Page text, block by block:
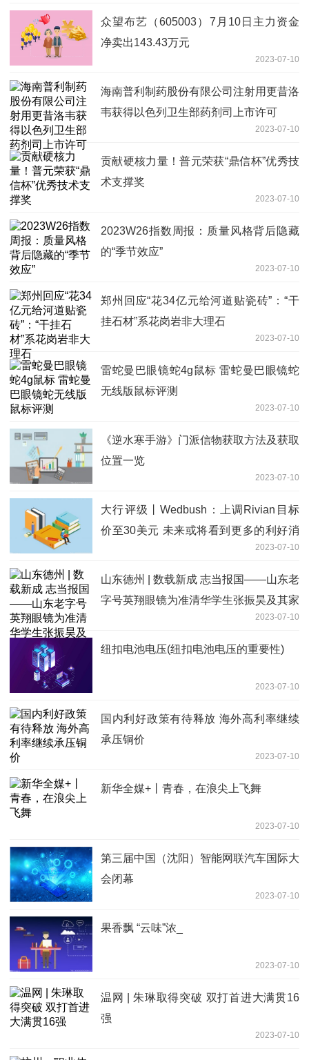
众望布艺（605003）7月10日主力资金
净卖出143.43万元
2023-07-10
海南普利制药股份有限公司注射用更昔洛
韦获得以色列卫生部药剂司上市许可
2023-07-10
贡献硬核力量！普元荣获“鼎信杯”优秀技
术支撑奖
2023-07-10
2023W26指数周报：质量风格背后隐藏
的“季节效应”
2023-07-10
郑州回应“花34亿元给河道贴瓷砖”：“干
挂石材”系花岗岩非大理石
2023-07-10
雷蛇曼巴眼镜蛇4g鼠标 雷蛇曼巴眼镜蛇
无线版鼠标评测
2023-07-10
《逆水寒手游》门派信物获取方法及获取
位置一览
2023-07-10
大行评级丨Wedbush：上调Rivian目标
价至30美元 未来或将看到更多的利好消
2023-07-10
山东德州 | 数载新成 志当报国——山东老
字号英翔眼镜为准清华学生张振昊及其家
2023-07-10
纽扣电池电压(纽扣电池电压的重要性)
2023-07-10
国内利好政策有待释放 海外高利率继续
承压铜价
2023-07-10
新华全媒+丨青春，在浪尖上飞舞
2023-07-10
第三届中国（沈阳）智能网联汽车国际大
会闭幕
2023-07-10
果香飘 “云味”浓_
2023-07-10
温网 | 朱琳取得突破 双打首进大满贯16
强
2023-07-10